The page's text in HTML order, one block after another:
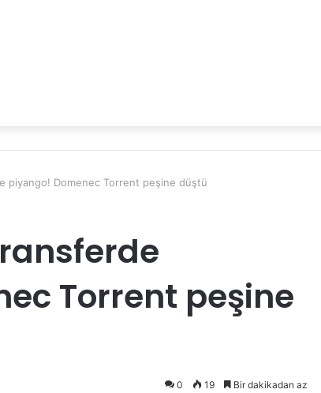
piyango! Domenec Torrent peşine düştü
Torrent peşine
0 19 Bir dakikadan az